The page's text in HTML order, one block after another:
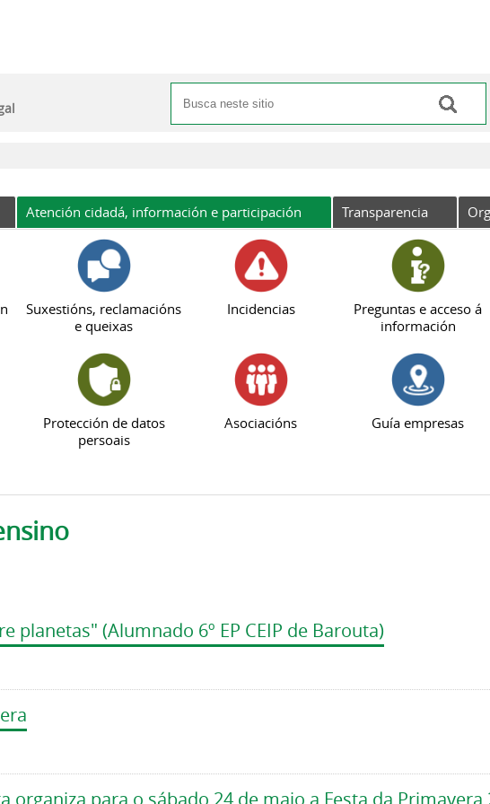
Formulario de busca
Buscar
Atención cidadá, información e participación Transparencia
Suxestións, reclamacións
e queixas
Incidencias
Preguntas e acceso á
información
Protección de datos
persoais
Asociacións Guía empresas
planetas" (Alumnado 6º EP CEIP de Barouta)
organiza para o sábado 24 de maio a Festa da Primavera